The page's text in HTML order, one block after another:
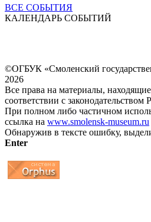
ВСЕ СОБЫТИЯ
КАЛЕНДАРЬ СОБЫТИЙ
©ОГБУК «Смоленский
2026
Все права на материалы,
соответствии с законодательством
При полном либо частичном
ссылка на www.smolensk-museum.ru
Обнаружив в тексте ошибку,
Enter